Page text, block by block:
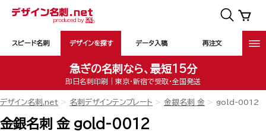
スピード名刺 デザインを探す データ入稿 再注文
急ぎの名刺なら、最短15分
即日名刺印刷｜東京・新宿で受取・全国発送
デザイン名刺.net 名刺デザインテンプレート 金銀名刺 金 gold-0012
金銀名刺 金 gold-0012